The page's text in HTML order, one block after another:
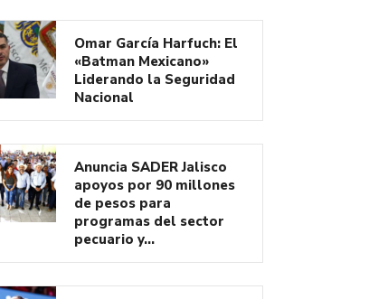
Omar García Harfuch: El
«Batman Mexicano»
Liderando la Seguridad
Nacional
Anuncia SADER Jalisco
apoyos por 90 millones
de pesos para
programas del sector
pecuario y…